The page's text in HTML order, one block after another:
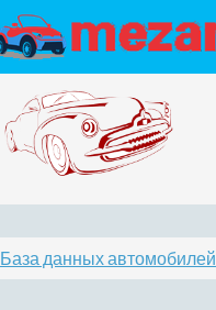
База данных автомобилей